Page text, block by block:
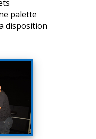
palette
disposition